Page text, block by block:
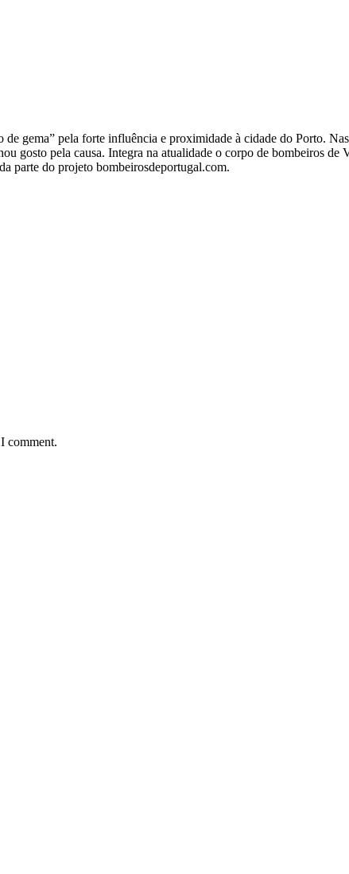
gema” pela forte influência e proximidade à cidade do Porto.
gosto pela causa. Integra na atualidade o corpo de bombeiros
parte do projeto bombeirosdeportugal.com.
comment.